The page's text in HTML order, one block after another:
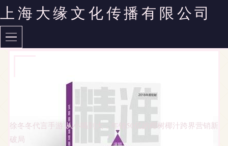
上海大缘文化传播有限公司
徐冬冬代言手游 从小喝到大，年销50亿的椰树椰汁跨界营销新
破局